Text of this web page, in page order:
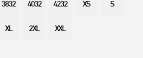
3832 4032 4232 XS S
XL 2XL XXL